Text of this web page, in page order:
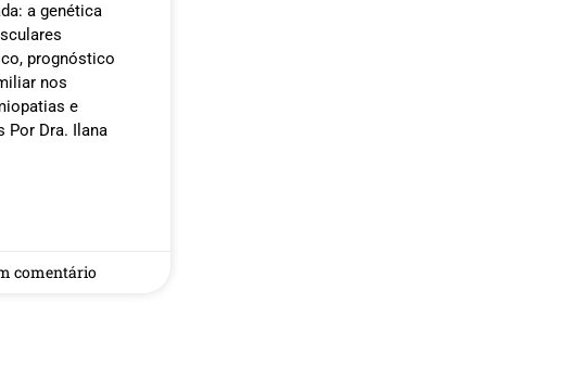
a genética
prognóstico
nos
e
Por Dra. Ilana
comentário